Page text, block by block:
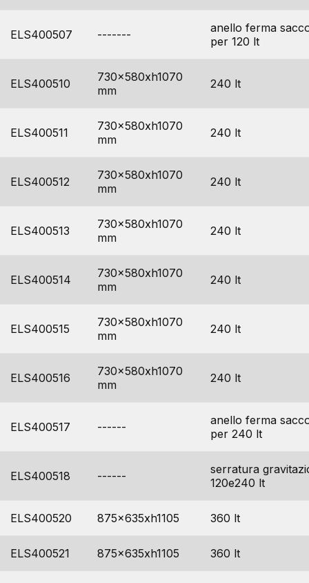
ELS400507 -------
anello ferma
per 120 lt
ELS400510
730x580xh1070
mm
240 lt
ELS400511
730x580xh1070
mm
240 lt
ELS400512
730x580xh1070
mm
240 lt
ELS400513
730x580xh1070
mm
240 lt
ELS400514
730x580xh1070
mm
240 lt
ELS400515
730x580xh1070
mm
240 lt
ELS400516
730x580xh1070
mm
240 lt
ELS400517 ------
anello ferma
per 240 lt
ELS400518 ------
serratura
120e240 lt
ELS400520 875x635xh1105 360 lt
ELS400521 875x635xh1105 360 lt